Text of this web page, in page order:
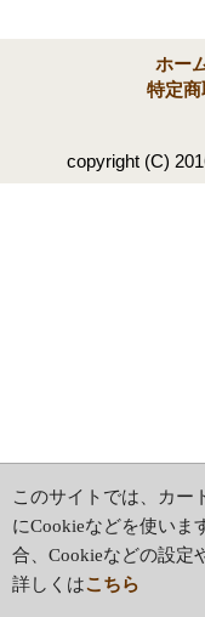
ホー
特定
copyright (C)
このサイトでは、カー
にCookieなどを使いま
合、Cookieなどの設定
詳しくはこちら